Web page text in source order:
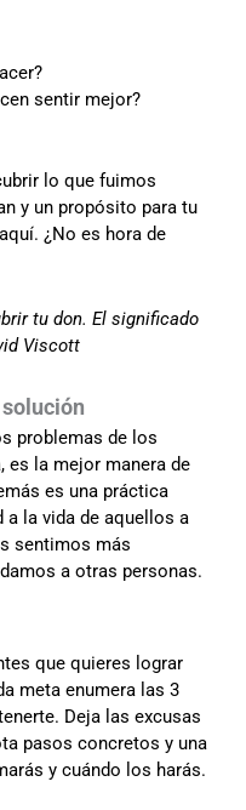
sentir mejor?
lo que fuimos
y un propósito para tu
¿No es hora de
tu don. El significado
Viscott
problemas de los
es la mejor manera de
es una práctica
la vida de aquellos a
sentimos más
a otras personas.
que quieres lograr
meta enumera las 3
Deja las excusas
pasos concretos y una
y cuándo los harás.